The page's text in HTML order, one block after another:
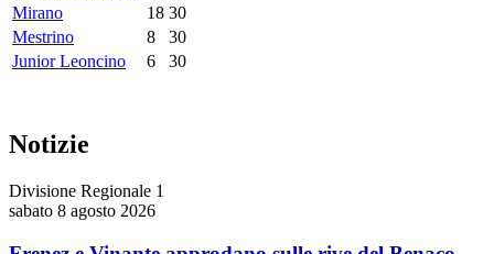
Mirano
18 30
Mestrino
8
30
Junior Leoncino
6 30
Notizie
Divisione Regionale 1
sabato 8 agosto 2026